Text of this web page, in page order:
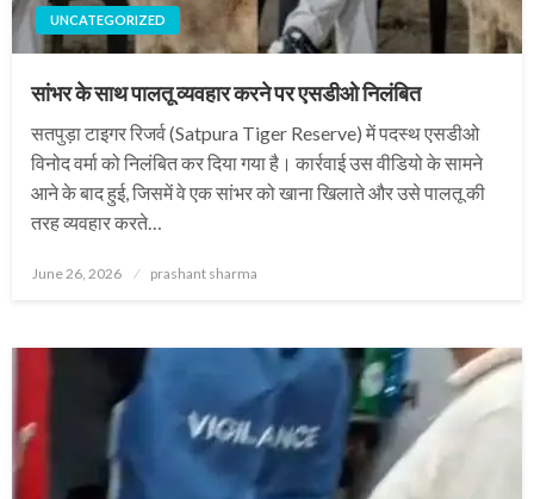
UNCATEGORIZED
सांभर के साथ पालतू व्यवहार करने पर एसडीओ निलंबित
सतपुड़ा टाइगर रिजर्व (Satpura Tiger Reserve) में पदस्थ एसडीओ
विनोद वर्मा को निलंबित कर दिया गया है। कार्रवाई उस वीडियो के सामने
आने के बाद हुई, जिसमें वे एक सांभर को खाना खिलाते और उसे पालतू की
तरह व्यवहार करते…
Posted
June 26, 2026 prashant sharma